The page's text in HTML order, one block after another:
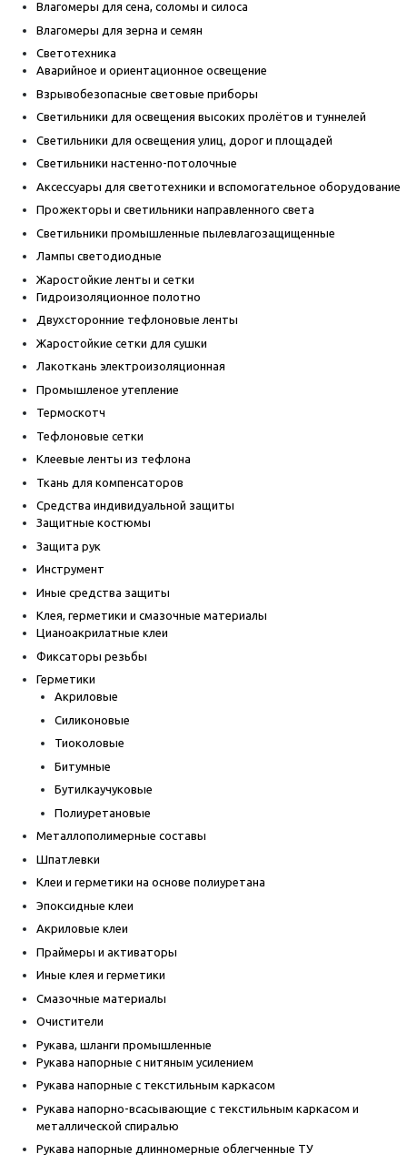
Влагомеры для сена, соломы и силоса
Влагомеры для зерна и семян
Светотехника
Аварийное и ориентационное освещение
Взрывобезопасные световые приборы
Светильники для освещения высоких пролётов и туннелей
Светильники для освещения улиц, дорог и площадей
Светильники настенно-потолочные
Аксессуары для светотехники и вспомогательное оборудование
Прожекторы и светильники направленного света
Светильники промышленные пылевлагозащищенные
Лампы светодиодные
Жаростойкие ленты и сетки
Гидроизоляционное полотно
Двухсторонние тефлоновые ленты
Жаростойкие сетки для сушки
Лакоткань электроизоляционная
Промышленое утепление
Термоскотч
Тефлоновые сетки
Клеевые ленты из тефлона
Ткань для компенсаторов
Средства индивидуальной защиты
Защитные костюмы
Защита рук
Инструмент
Иные средства защиты
Клея, герметики и смазочные материалы
Цианоакрилатные клеи
Фиксаторы резьбы
Герметики
Акриловые
Силиконовые
Тиоколовые
Битумные
Бутилкаучуковые
Полиуретановые
Металлополимерные составы
Шпатлевки
Клеи и герметики на основе полиуретана
Эпоксидные клеи
Акриловые клеи
Праймеры и активаторы
Иные клея и герметики
Смазочные материалы
Очистители
Рукава, шланги промышленные
Рукава напорные с нитяным усилением
Рукава напорные с текстильным каркасом
Рукава напорно-всасывающие с текстильным каркасом и
металлической спиралью
Рукава напорные длинномерные облегченные ТУ